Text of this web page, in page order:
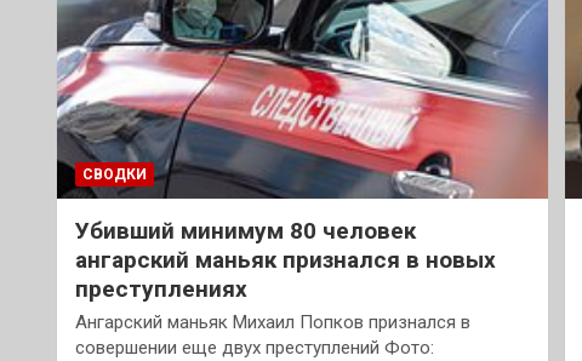
СВОДКИ
Убивший минимум 80 человек
ангарский маньяк признался в новых
преступлениях
Ангарский маньяк Михаил Попков признался в
совершении еще двух преступлений Фото: